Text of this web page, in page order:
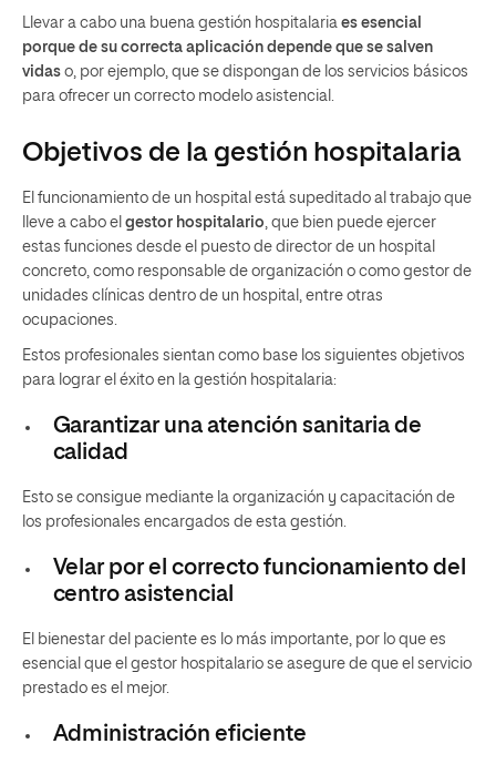
Llevar a cabo una buena gestión hospitalaria es esencial
porque de su correcta aplicación depende que se salven
vidas o, por ejemplo, que se dispongan de los servicios básicos
para ofrecer un correcto modelo asistencial.
Objetivos de la gestión hospitalaria
El funcionamiento de un hospital está supeditado al trabajo que
lleve a cabo el gestor hospitalario , que bien puede ejercer
estas funciones desde el puesto de director de un hospital
concreto, como responsable de organización o como gestor de
unidades clínicas dentro de un hospital, entre otras
ocupaciones.
Estos profesionales sientan como base los siguientes objetivos
para lograr el éxito en la gestión hospitalaria:
Garantizar una atención sanitaria de
calidad
Esto se consigue mediante la organización y capacitación de
los profesionales encargados de esta gestión.
Velar por el correcto funcionamiento del
centro asistencial
El bienestar del paciente es lo más importante, por lo que es
esencial que el gestor hospitalario se asegure de que el servicio
prestado es el mejor.
Administración eficiente